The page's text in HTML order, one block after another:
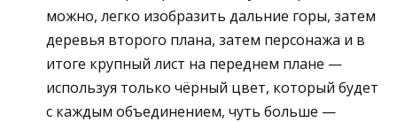
можно, легко изобразить дальние горы, затем
деревья второго плана, затем персонажа и в
итоге крупный лист на переднем плане —
используя только чёрный цвет, который будет
с каждым объединением, чуть больше —